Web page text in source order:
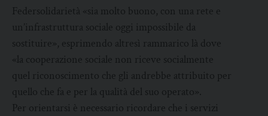
Federsolidarietà «sia molto buono, con una rete e
un’infrastruttura sociale oggi impossibile da
sostituire», esprimendo altresì rammarico là dove
«la cooperazione sociale non riceve socialmente
quel riconoscimento che gli andrebbe attribuito per
quello che fa e per la qualità del suo operato».
Per orientarsi è necessario ricordare che i servizi